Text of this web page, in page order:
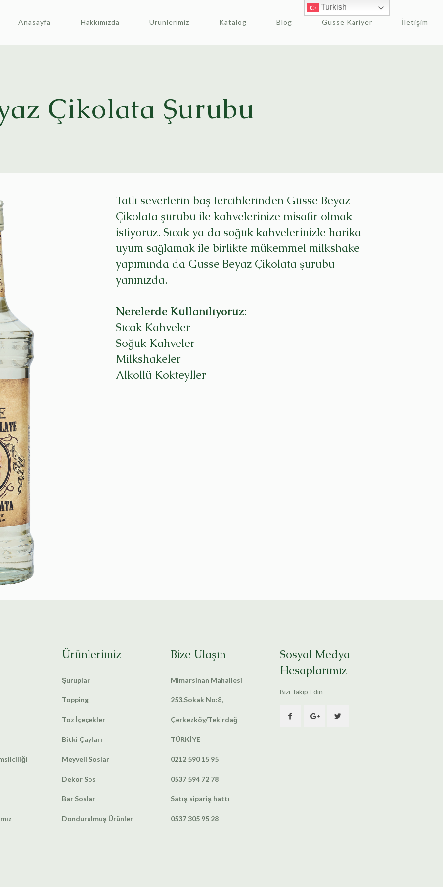
Anasayfa Hakkımızda Ürünlerimiz Katalog Blog Gusse Kariyer İletişim
Çikolata Şurubu
Tatlı severlerin baş tercihlerinden Gusse Beyaz
Çikolata şurubu ile kahvelerinize misafir olmak
istiyoruz. Sıcak ya da soğuk kahvelerinizle harika
uyum sağlamak ile birlikte mükemmel milkshake
yapımında da Gusse Beyaz Çikolata şurubu
yanınızda.
Nerelerde Kullanılıyoruz:
Sıcak Kahveler
Soğuk Kahveler
Milkshakeler
Alkollü Kokteyller
Ürünlerimiz
Şuruplar
Topping
Toz İçeçekler
Bitki Çayları
Meyveli Soslar
Dekor Sos
Bar Soslar
Dondurulmuş Ürünler
Bize Ulaşın
Mimarsinan Mahallesi
253.Sokak No:8,
Çerkezköy/Tekirdağ
TÜRKİYE
0212 590 15 95
0537 594 72 78
Satış sipariş hattı
0537 305 95 28
Sosyal Medya
Hesaplarımız
Bizi Takip Edin
Turkish